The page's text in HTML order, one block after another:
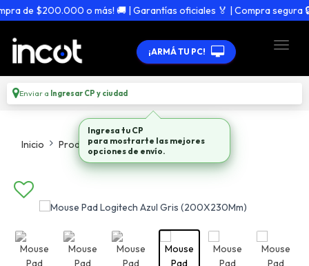
de $200.000 o más! 🚚 | Garantías oficiales 🏅 | Compra segura 🔒
¡ARMÁ TU PC!
Enviar a Ingresar CP y ciudad
Inicio Productos Mouse Pads
Ingresa tu CP
para mostrarte las mejores
opciones de envío.